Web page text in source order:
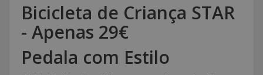
Bicicleta de Criança STAR
- Apenas 29€
Pedala com Estilo